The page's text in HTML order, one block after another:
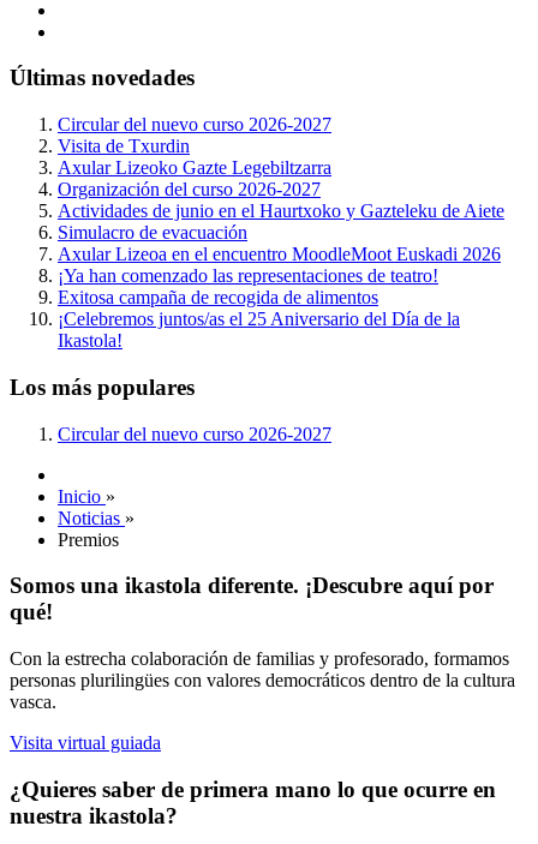
Últimas novedades
Circular del nuevo curso 2026-2027
Visita de Txurdin
Axular Lizeoko Gazte Legebiltzarra
Organización del curso 2026-2027
Actividades de junio en el Haurtxoko y Gazteleku de Aiete
Simulacro de evacuación
Axular Lizeoa en el encuentro MoodleMoot Euskadi 2026
¡Ya han comenzado las representaciones de teatro!
Exitosa campaña de recogida de alimentos
¡Celebremos juntos/as el 25 Aniversario del Día de la
Ikastola!
Los más populares
Circular del nuevo curso 2026-2027
Inicio »
Noticias »
Premios
Somos una ikastola diferente. ¡Descubre aquí por
qué!
Con la estrecha colaboración de familias y profesorado, formamos
personas plurilingües con valores democráticos dentro de la cultura
vasca.
Visita virtual guiada
¿Quieres saber de primera mano lo que ocurre en
nuestra ikastola?